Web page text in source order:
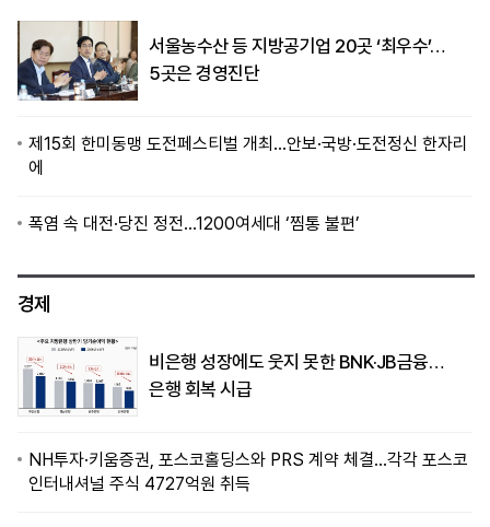
서울농수산 등 지방공기업 20곳 ‘최우수’…
5곳은 경영진단
제15회 한미동맹 도전페스티벌 개최…안보·국방·도전정신 한자리
에
폭염 속 대전·당진 정전…1200여세대 ‘찜통 불편’
경제
비은행 성장에도 웃지 못한 BNK·JB금융…
은행 회복 시급
NH투자·키움증권, 포스코홀딩스와 PRS 계약 체결…각각 포스코
인터내셔널 주식 4727억원 취득